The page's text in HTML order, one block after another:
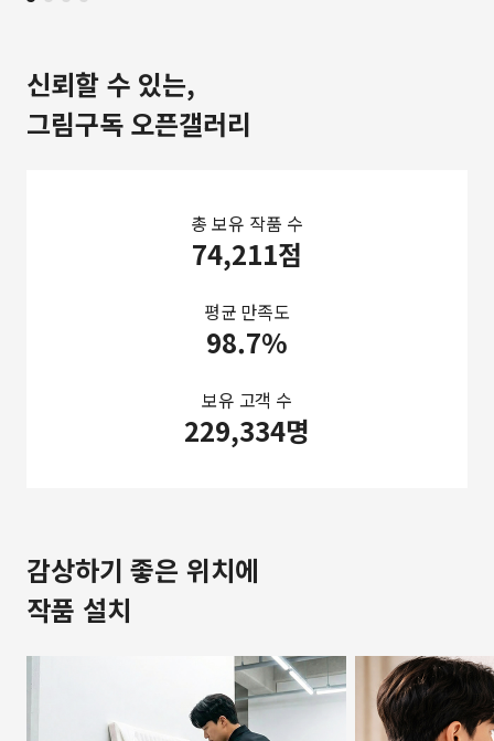
신뢰할 수 있는,
그림구독 오픈갤러리
총 보유 작품 수
74,211점
평균 만족도
98.7%
보유 고객 수
229,334명
감상하기 좋은 위치에
작품 설치